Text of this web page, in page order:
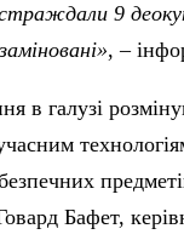
9
, –
в галузі
Бафет,